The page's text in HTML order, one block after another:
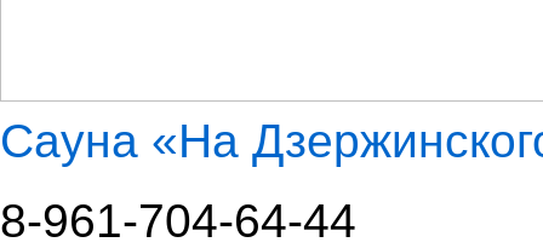
Сауна «На
8-961-704-64-44